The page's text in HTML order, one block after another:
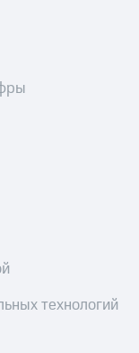
технологий